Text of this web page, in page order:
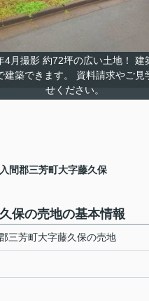
撮影 約72坪の広い土地！ 建
建築できます。 資料請求やご見
せください。
入間郡三芳町大字藤久保
保の売地の基本情報
三芳町大字藤久保の売地